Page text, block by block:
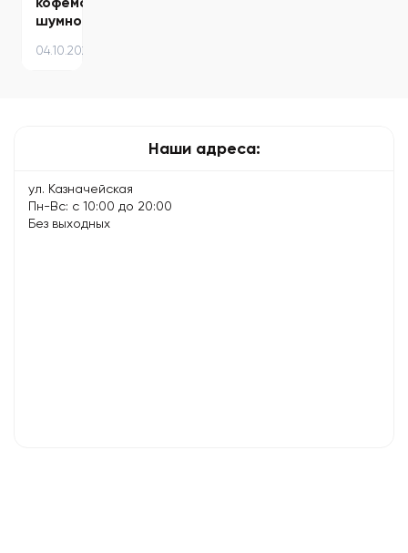
шумно
–
04.10.2024
Наши адреса:
ул. Казначейская
Пн-Вс: с 10:00 до 20:00
Без выходных